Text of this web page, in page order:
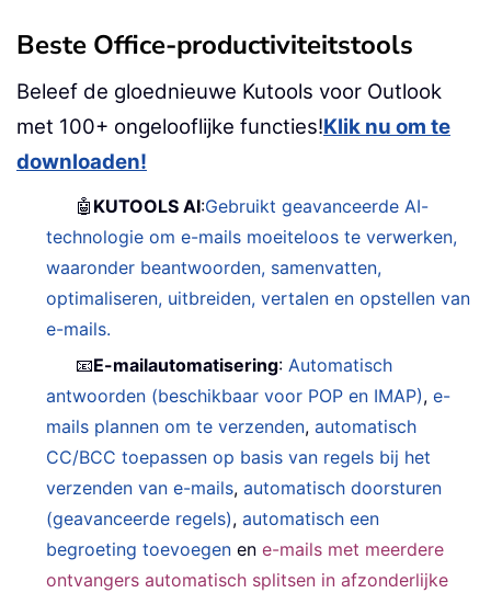
Beste Office-productiviteitstools
Beleef de gloednieuwe Kutools voor Outlook
met 100+ ongelooflijke functies!Klik nu om te
downloaden!
🤖 KUTOOLS AI:Gebruikt geavanceerde AI-
technologie om e-mails moeiteloos te verwerken,
waaronder beantwoorden, samenvatten,
optimaliseren, uitbreiden, vertalen en opstellen van
e-mails.
📧E-mailautomatisering:Automatisch
antwoorden (beschikbaar voor POP en IMAP),e-
mails plannen om te verzenden,automatisch
CC/BCC toepassen op basis van regels bij het
verzenden van e-mails,automatisch doorsturen
(geavanceerde regels),automatisch een
begroeting toevoegen ene-mails met meerdere
ontvangers automatisch splitsen in afzonderlijke